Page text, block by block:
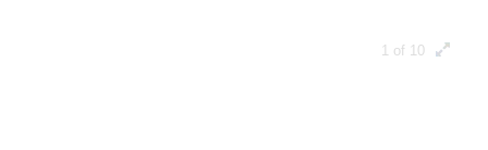
1 of 10